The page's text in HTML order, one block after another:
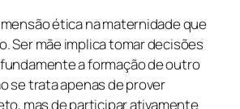
ética na maternidade que
Ser mãe implica tomar decisões
a formação de outro
se trata apenas de prover
mas de participar ativamente